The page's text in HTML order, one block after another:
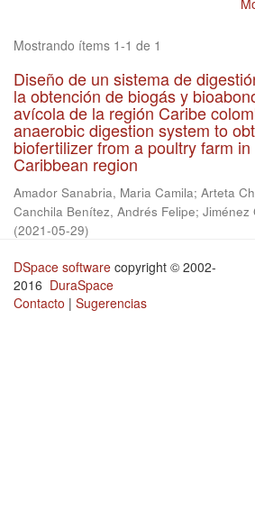
Mostrando ítems 1-1 de 1
Diseño de un sistema de
la obtención de biogás y
avícola de la región Caribe
anaerobic digestion system to
biofertilizer from a poultry farm
Caribbean region
Amador Sanabria, Maria Camila; Arteta
Canchila Benítez, Andrés Felipe; Jiménez
(2021-05-29)
DSpace software copyright © 2002-
2016 DuraSpace
Contacto | Sugerencias